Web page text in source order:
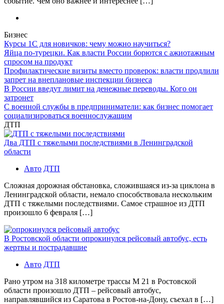
Бизнес
Курсы 1С для новичков: чему можно научиться?
Яйца по-турецки. Как власти России борются с ажиотажным
спросом на продукт
Профилактические визиты вместо проверок: власти продлили
запрет на внеплановые инспекции бизнеса
В России введут лимит на денежные переводы. Кого он
затронет
С военной службы в предприниматели: как бизнес помогает
социализироваться военнослужащим
ДТП
Два ДТП с тяжелыми последствиями в Ленинградской
области
Авто ДТП
Сложная дорожная обстановка, сложившаяся из-за циклона в
Ленинградской области, немало способствовала нескольким
ДТП с тяжелыми последствиями. Самое страшное из ДТП
произошло 6 февраля […]
В Ростовской области опрокинулся рейсовый автобус, есть
жертвы и пострадавшие
Авто ДТП
Рано утром на 318 километре трассы М 21 в Ростовской
области произошло ДТП – рейсовый автобус,
направлявшийся из Саратова в Ростов-на-Дону, съехал в […]